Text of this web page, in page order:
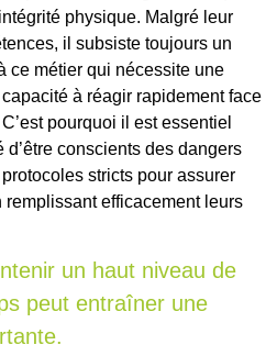
physique. Malgré leur
il subsiste toujours un
ce métier qui nécessite une
à réagir rapidement face
pourquoi il est essentiel
conscients des dangers
stricts pour assurer
remplissant efficacement leurs
un haut niveau de
peut entraîner une